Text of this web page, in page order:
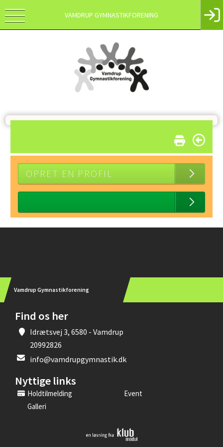
VAMDRUP GYMNASTIKFORENING
OPRET EN PROFIL
Vamdrup Gymnastikforening
Find os her
Idrætsvej 3, 6580 - Vamdrup
20992826
info@vamdrupgymnastik.dk
Nyttige links
Holdtilmelding
Event
Galleri